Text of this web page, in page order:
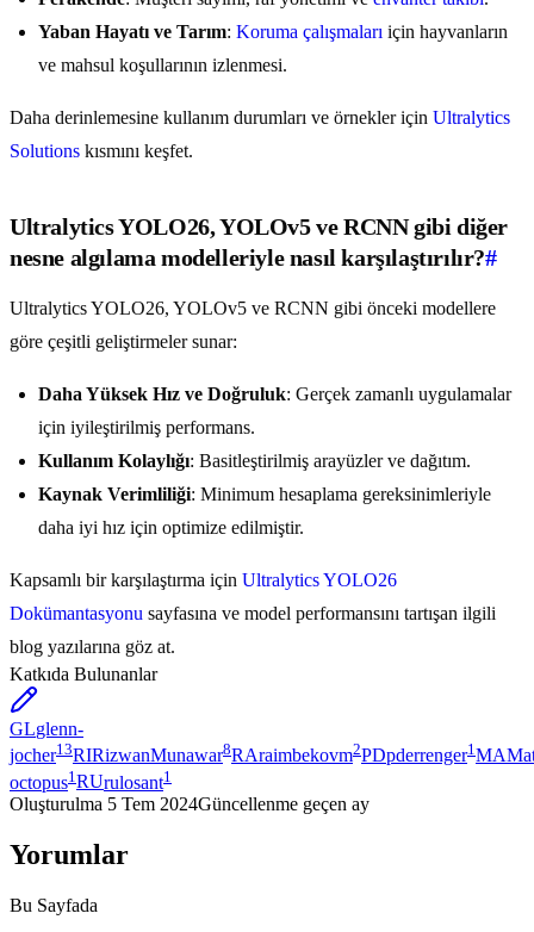
Yaban Hayatı ve Tarım: Koruma çalışmaları için hayvanların
ve mahsul koşullarının izlenmesi.
Daha derinlemesine kullanım durumları ve örnekler için Ultralytics
Solutions kısmını keşfet.
Ultralytics YOLO26, YOLOv5 ve RCNN gibi diğer
nesne algılama modelleriyle nasıl karşılaştırılır?#
Ultralytics YOLO26, YOLOv5 ve RCNN gibi önceki modellere
göre çeşitli geliştirmeler sunar:
Daha Yüksek Hız ve Doğruluk: Gerçek zamanlı uygulamalar
için iyileştirilmiş performans.
Kullanım Kolaylığı: Basitleştirilmiş arayüzler ve dağıtım.
Kaynak Verimliliği: Minimum hesaplama gereksinimleriyle
daha iyi hız için optimize edilmiştir.
Kapsamlı bir karşılaştırma için Ultralytics YOLO26
Dokümantasyonu sayfasına ve model performansını tartışan ilgili
blog yazılarına göz at.
Katkıda Bulunanlar
GLglenn-
jocher13RIRizwanMunawar8RAraimbekovm2PDpderrenger1MA
octopus1 RUrulosant1
Oluşturulma 5 Tem 2024Güncellenme geçen ay
Yorumlar
Bu Sayfada